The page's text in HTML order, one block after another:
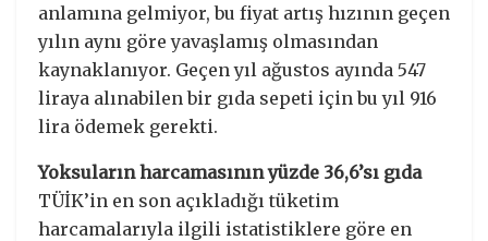
anlamına gelmiyor, bu fiyat artış hızının geçen
yılın aynı göre yavaşlamış olmasından
kaynaklanıyor. Geçen yıl ağustos ayında 547
liraya alınabilen bir gıda sepeti için bu yıl 916
lira ödemek gerekti.
Yoksuların harcamasının yüzde 36,6’sı gıda
TÜİK’in en son açıkladığı tüketim
harcamalarıyla ilgili istatistiklere göre en